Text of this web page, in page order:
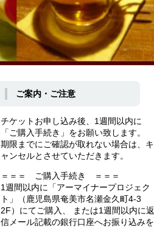
ご案内・ご注意
チケットお申し込み後、1週間以内に
「ご購入手続き」をお願い致します。
期限までにご確認が取れない場合は、キ
ャンセルとさせていただきます。
＝＝＝ ご購入手続き ＝＝＝
1週間以内に「アーマイナープロジェク
ト」（鹿児島県奄美市名瀬金久町4-3
2F）にてご購入、 または1週間以内に返
信メール記載の銀行口座へお振り込みを